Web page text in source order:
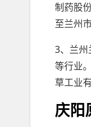
制药股
至兰州
3、兰州
等行业
草工业
庆阳